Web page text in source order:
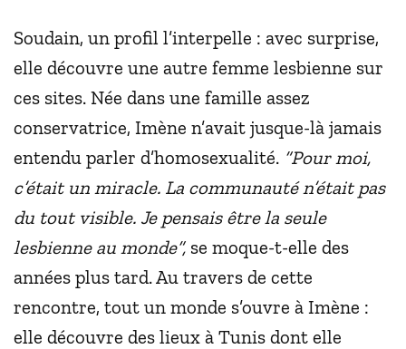
Soudain, un profil l’interpelle : avec surprise,
elle découvre une autre femme lesbienne sur
ces sites. Née dans une famille assez
conservatrice, Imène n’avait jusque-là jamais
entendu parler d’homosexualité. “Pour moi,
c’était un miracle. La communauté n’était pas
du tout visible. Je pensais être la seule
lesbienne au monde”, se moque-t-elle des
années plus tard. Au travers de cette
rencontre, tout un monde s’ouvre à Imène :
elle découvre des lieux à Tunis dont elle